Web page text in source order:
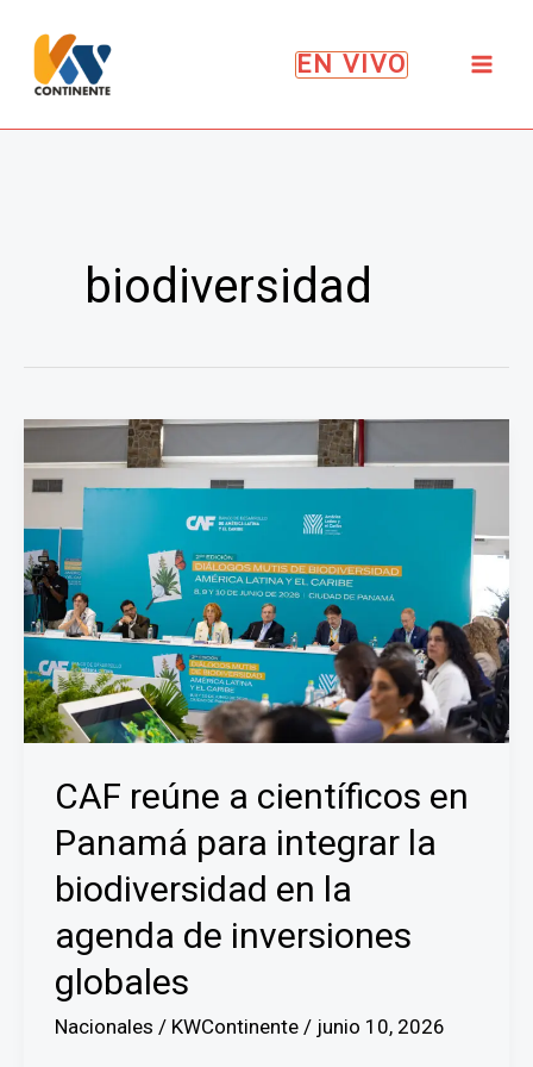
contenido
EN VIVO
biodiversidad
CAF reúne a científicos en
Panamá para integrar la
biodiversidad en la
agenda de inversiones
globales
Nacionales / KWContinente / junio 10, 2026